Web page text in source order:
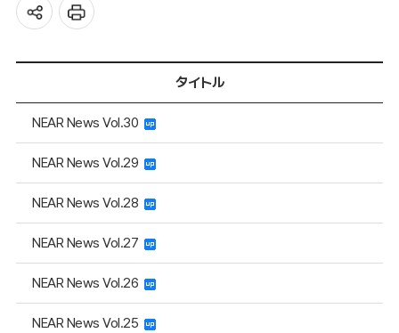
タイトル
NEAR News Vol.30
NEAR News Vol.29
NEAR News Vol.28
NEAR News Vol.27
NEAR News Vol.26
NEAR News Vol.25